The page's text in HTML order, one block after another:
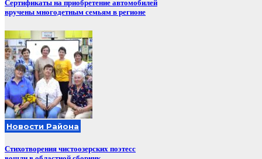
Сертификаты на приобретение автомобилей
вручены многодетным семьям в регионе
Новости Района
Стихотворения чистоозерских поэтесс